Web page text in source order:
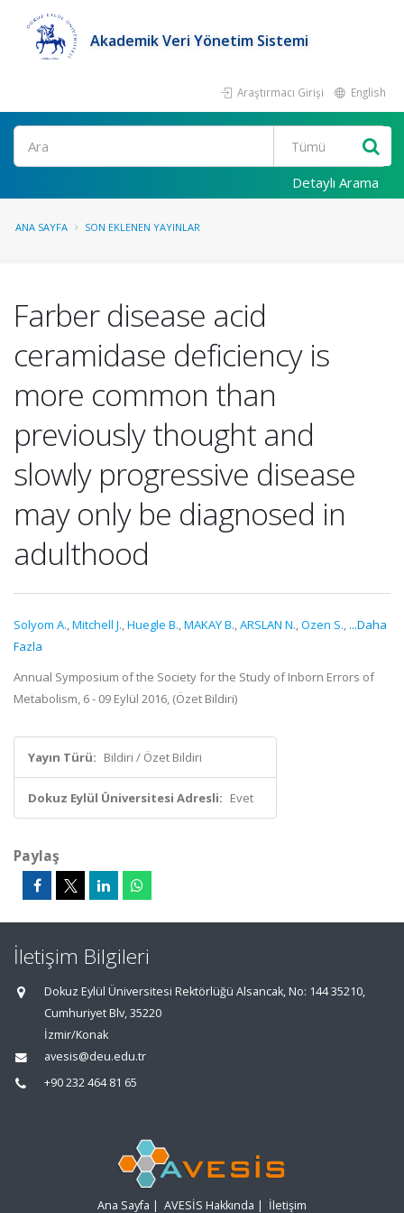
Akademik Veri Yönetim Sistemi
Araştırmacı Girişi English
Ara
Detaylı Arama
ANA SAYFA SON EKLENEN YAYINLAR
Farber disease acid
ceramidase deficiency is
more common than
previously thought and
slowly progressive disease
may only be diagnosed in
adulthood
Solyom A.,Mitchell J.,Huegle B.,MAKAY B.,ARSLAN N.,Ozen S., ...Daha
Fazla
Annual Symposium of the Society for the Study of Inborn Errors of
Metabolism, 6 - 09 Eylül 2016, (Özet Bildiri)
Yayın Türü: Bildiri / Özet Bildiri
Dokuz Eylül Üniversitesi Adresli: Evet
Paylaş
İletişim Bilgileri
Dokuz Eylül Üniversitesi Rektörlüğü Alsancak, No: 144 35210,
Cumhuriyet Blv, 35220
İzmir/Konak
avesis@deu.edu.tr
+90 232 464 81 65
Ana Sayfa | AVESİS Hakkında | İletişim